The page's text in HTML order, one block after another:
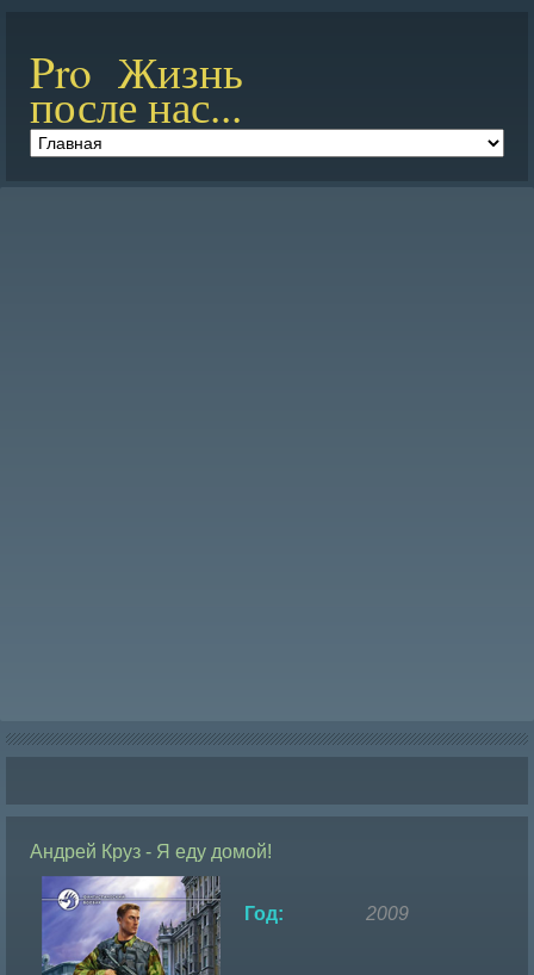
Pro Жизнь
после нас...
Андрей Круз - Я еду домой!
Год: 2009